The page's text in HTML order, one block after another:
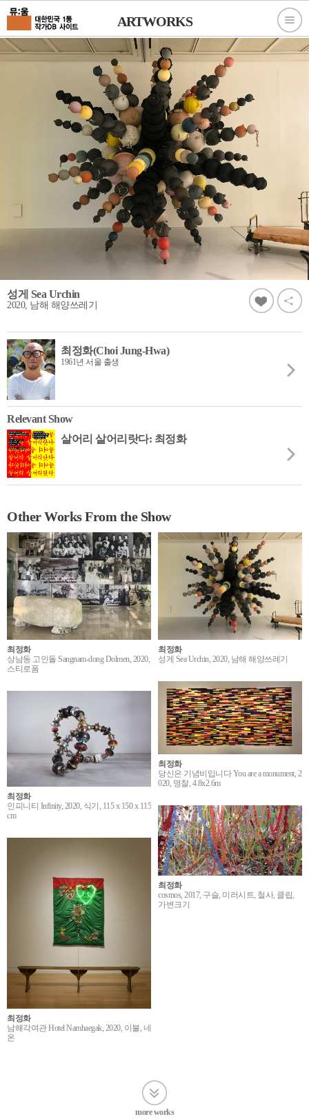
ARTWORKS
성게 Sea Urchin
2020, 남해 해양쓰레기
최정화(Choi Jung-Hwa)
1961년 서울 출생
Relevant Show
살어리 살어리랏다: 최정화
Other Works From the Show
최정화
상남동 고인돌 Sangnam-dong Dolmen, 2020,
스티로폼
최정화
성게 Sea Urchin, 2020, 남해 해양쓰레기
최정화
당신은 기념비입니다 You are a monument, 2
020, 명찰, 4.8x2.6m
최정화
인피니티 Infinity, 2020, 식기, 115 x 150 x 115
cm
최정화
cosmos, 2017, 구슬, 미러시트, 철사, 클립,
가변크기
최정화
남해각여관 Hotel Namhaegak, 2020, 이불, 네
온
more works